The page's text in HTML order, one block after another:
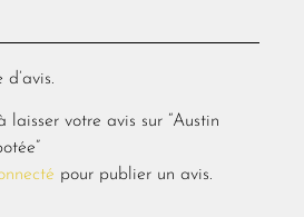
d’avis.
laisser votre avis sur “Austin
pour publier un avis.